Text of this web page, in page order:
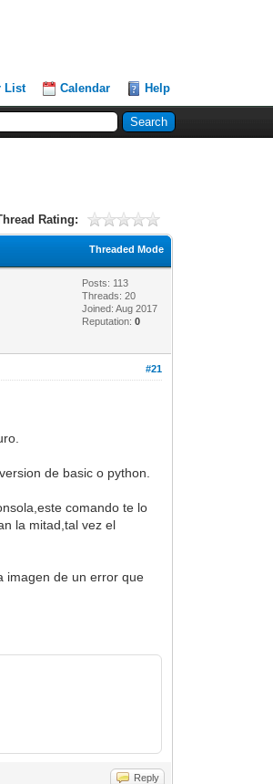
List Calendar Help
Rating:
Threaded Mode
Posts: 113
Threads: 20
Joined: Aug 2017
Reputation:0
#21
de basic o python.
comando te lo
la mitad,tal vez el
imagen de un error que
Reply